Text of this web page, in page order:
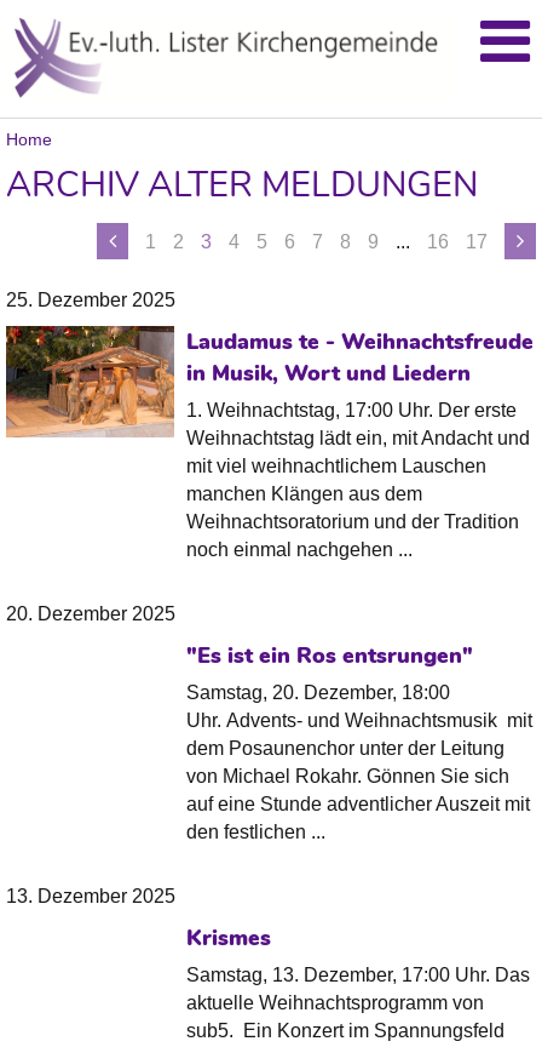
Home
ARCHIV ALTER MELDUNGEN
1 2 3 4 5 6 7 8 9 ... 16 17
25. Dezember 2025
Laudamus te - Weihnachtsfreude
in Musik, Wort und Liedern
1. Weihnachtstag, 17:00 Uhr. Der erste
Weihnachtstag lädt ein, mit Andacht und
mit viel weihnachtlichem Lauschen
manchen Klängen aus dem
Weihnachtsoratorium und der Tradition
noch einmal nachgehen ...
20. Dezember 2025
"Es ist ein Ros entsrungen"
Samstag, 20. Dezember, 18:00
Uhr. Advents- und Weihnachtsmusik mit
dem Posaunenchor unter der Leitung
von Michael Rokahr. Gönnen Sie sich
auf eine Stunde adventlicher Auszeit mit
den festlichen ...
13. Dezember 2025
Krismes
Samstag, 13. Dezember, 17:00 Uhr. Das
aktuelle Weihnachtsprogramm von
sub5. Ein Konzert im Spannungsfeld